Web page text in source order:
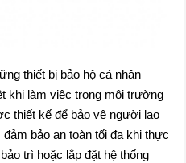
thiết bị bảo hộ cá nhân
khi làm việc trong môi trường
thiết kế để bảo vệ người lao
bảo an toàn tối đa khi thực
trì hoặc lắp đặt hệ thống